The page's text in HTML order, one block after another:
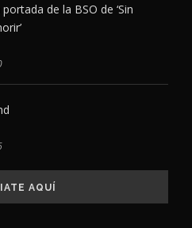
de la BSO de ‘Sin
AQUÍ